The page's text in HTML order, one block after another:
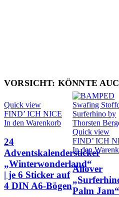
VORSICHT: KÖNNTE
Quick view
FIND’ ICH NICE
In den Warenkorb
24
Adventskalendersticker
„Winterwonderland“
| je 6 Sticker auf
4 DIN A6-Bögen
Quick view
FIND’ ICH
In den
Allover
Palm